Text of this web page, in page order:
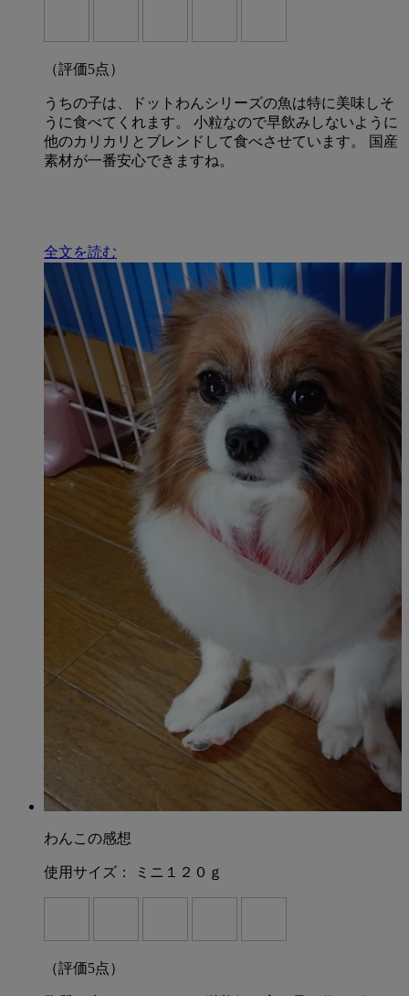
（評価5点）
うちの子は、ドットわんシリーズの魚は特に美味しそ
うに食べてくれます。 小粒なので早飲みしないように
他のカリカリとブレンドして食べさせています。 国産
素材が一番安心できますね。
全文を読む
わんこの感想
使用サイズ： ミニ１２０ｇ
（評価5点）